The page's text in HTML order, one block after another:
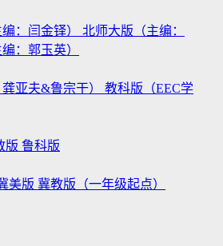
：闫金铎） 北师大版（主编：
：郭玉英）
亚夫&鲁宗干） 教科版（EEC学
版 鲁科版
美版 冀教版（一年级起点）